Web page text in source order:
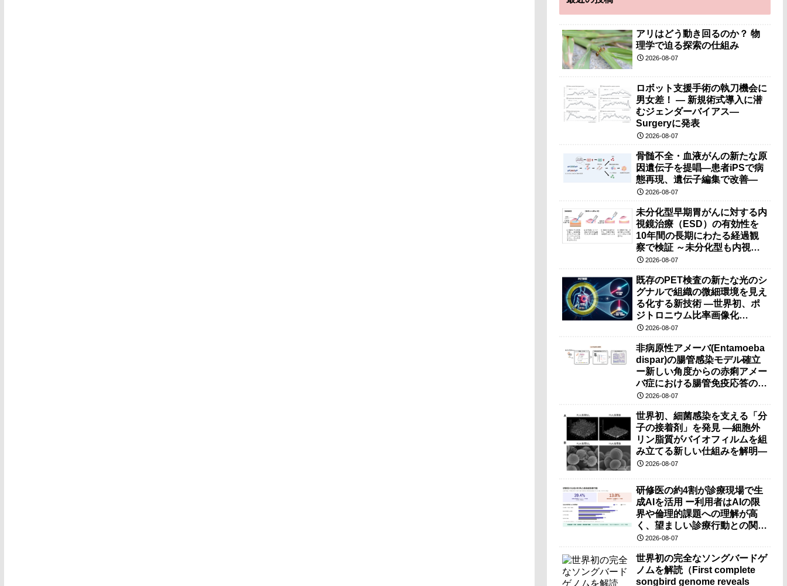
アリはどう動き回るのか？ 物
理学で迫る探索の仕組み
2026-08-07
ロボット支援手術の執刀機会に
男女差！ — 新規術式導入に潜
むジェンダーバイアス—
Surgeryに発表
2026-08-07
骨髄不全・血液がんの新たな原
因遺伝子を提唱―患者iPSで病
態再現、遺伝子編集で改善―
2026-08-07
未分化型早期胃がんに対する内
視鏡治療（ESD）の有効性を
10年間の長期にわたる経過観
察で検証 ～未分化型も内視鏡
治療で胃の温存が可能～
2026-08-07
既存のPET検査の新たな光のシ
グナルで組織の微細環境を見え
る化する新技術 ―世界初、ポ
ジトロニウム比率画像化
（PRI）の原理検証に成功―
2026-08-07
非病原性アメーバ(Entamoeba
dispar)の腸管感染モデル確立
ー新しい角度からの赤痢アメー
バ症における腸管免疫応答の理
解に期待ー
2026-08-07
世界初、細菌感染を支える「分
子の接着剤」を発見 ―細胞外
リン脂質がバイオフィルムを組
み立てる新しい仕組みを解明―
2026-08-07
研修医の約4割が診療現場で生
成AIを活用 ー利用者はAIの限
界や倫理的課題への理解が高
く、望ましい診療行動との関連
も確認ー
2026-08-07
世界初の完全なソングバードゲ
ノムを解読（First complete
songbird genome reveals